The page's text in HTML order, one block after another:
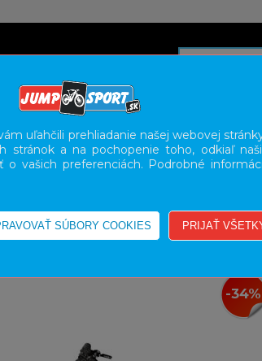
KARIÉRA BODY GEOMETRY
-34%
uľahčili prehliadanie našej webovej
stránok a na pochopenie toho, odkiaľ
o vašich preferenciách. Podrobné